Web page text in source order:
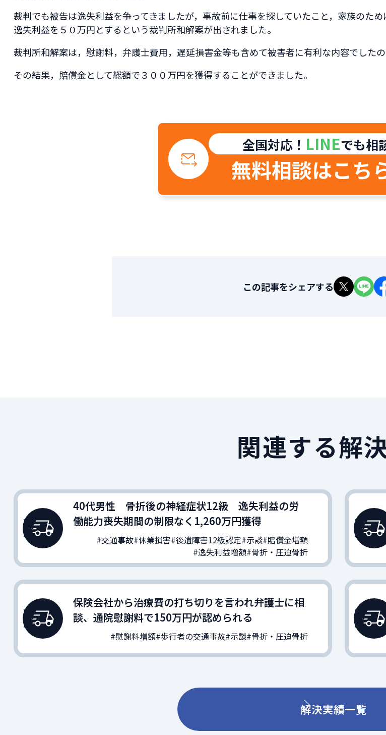
裁判でも被告は逸失利益を争ってきましたが，事故前に仕事を探していたこと，家族のた
逸失利益を５０万円とするという裁判所和解案が出されました。
裁判所和解案は，慰謝料，弁護士費用，遅延損害金等も含めて被害者に有利な内容でした
その結果，賠償金として総額で３００万円を獲得することができました。
全国対応！ LINEでも相
無料相談はこち
この記事をシェアする
関連する解
40代男性 骨折後の神経症状12級 逸失利益の労
働能力喪失期間の制限なく1,260万円獲得
#交通事故#休業損害#後遺障害12級認定#示談#賠償金増額
#逸失利益増額#骨折・圧迫骨折
保険会社から治療費の打ち切りを言われ弁護士に相
談、通院慰謝料で150万円が認められる
#慰謝料増額#歩行者の交通事故#示談#骨折・圧迫骨折
解決実績一覧